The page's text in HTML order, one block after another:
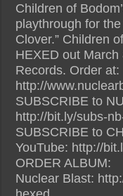
Children of
playthrough for
Clover.” Children
HEXED out
Records. Order at:
http://
SUBSCRIBE to
http://bit.ly/subs-
SUBSCRIBE to
YouTube: http://
ORDER ALBUM:
Nuclear Blast: